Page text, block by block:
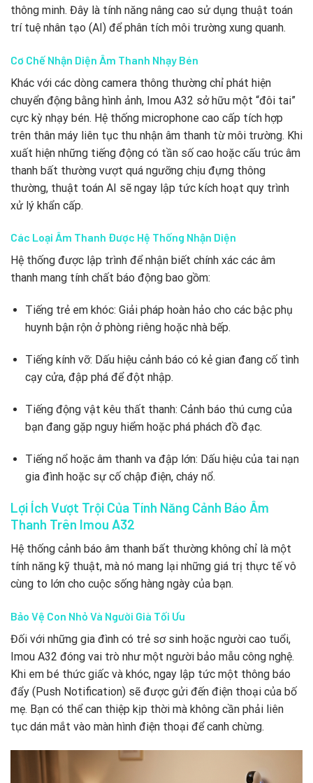
thông minh. Đây là tính năng nâng cao sử dụng thuật toán
trí tuệ nhân tạo (AI) để phân tích môi trường xung quanh.
Cơ Chế Nhận Diện Âm Thanh Nhạy Bén
Khác với các dòng camera thông thường chỉ phát hiện
chuyển động bằng hình ảnh, Imou A32 sở hữu một “đôi tai”
cực kỳ nhạy bén. Hệ thống microphone cao cấp tích hợp
trên thân máy liên tục thu nhận âm thanh từ môi trường. Khi
xuất hiện những tiếng động có tần số cao hoặc cấu trúc âm
thanh bất thường vượt quá ngưỡng chịu đựng thông
thường, thuật toán AI sẽ ngay lập tức kích hoạt quy trình
xử lý khẩn cấp.
Các Loại Âm Thanh Được Hệ Thống Nhận Diện
Hệ thống được lập trình để nhận biết chính xác các âm
thanh mang tính chất báo động bao gồm:
Tiếng trẻ em khóc: Giải pháp hoàn hảo cho các bậc phụ
huynh bận rộn ở phòng riêng hoặc nhà bếp.
Tiếng kính vỡ: Dấu hiệu cảnh báo có kẻ gian đang cố tình
cạy cửa, đập phá để đột nhập.
Tiếng động vật kêu thất thanh: Cảnh báo thú cưng của
bạn đang gặp nguy hiểm hoặc phá phách đồ đạc.
Tiếng nổ hoặc âm thanh va đập lớn: Dấu hiệu của tai nạn
gia đình hoặc sự cố chập điện, cháy nổ.
Lợi Ích Vượt Trội Của Tính Năng Cảnh Báo Âm
Thanh Trên Imou A32
Hệ thống cảnh báo âm thanh bất thường không chỉ là một
tính năng kỹ thuật, mà nó mang lại những giá trị thực tế vô
cùng to lớn cho cuộc sống hàng ngày của bạn.
Bảo Vệ Con Nhỏ Và Người Già Tối Ưu
Đối với những gia đình có trẻ sơ sinh hoặc người cao tuổi,
Imou A32 đóng vai trò như một người bảo mẫu công nghệ.
Khi em bé thức giấc và khóc, ngay lập tức một thông báo
đẩy (Push Notification) sẽ được gửi đến điện thoại của bố
mẹ. Bạn có thể can thiệp kịp thời mà không cần phải liên
tục dán mắt vào màn hình điện thoại để canh chừng.